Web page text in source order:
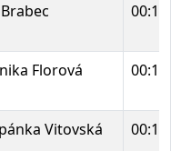
Brabec
Florová
Vitovská